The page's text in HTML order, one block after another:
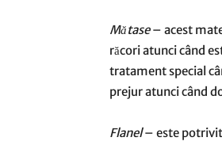
Mătase– acest
răcori atunci când
tratament special
prejur atunci când
Flanel– este potrivit